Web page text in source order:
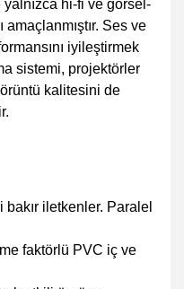
hi-fi ve görsel-
Ses ve
iyileştirmek
sistemi, projektörler
kalitesini de
iletkenler. Paralel
faktörlü PVC iç ve